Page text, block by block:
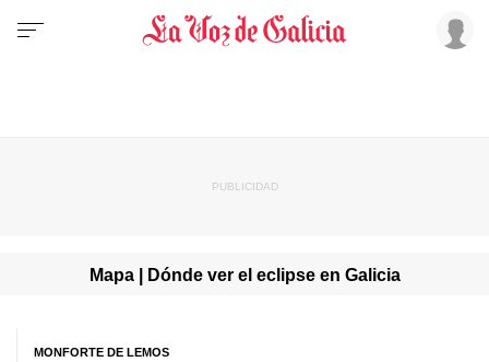
Mapa | Dónde ver el eclipse en Galicia
MONFORTE DE LEMOS